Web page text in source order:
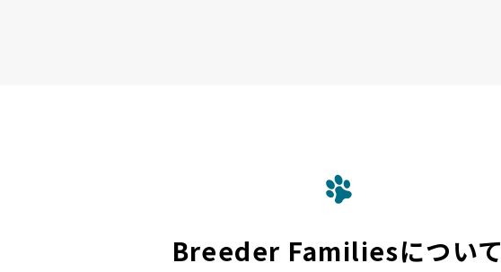
Breeder Familiesについて